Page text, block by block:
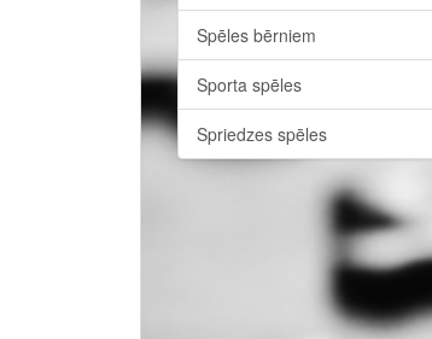
Spēles bērniem
Sporta spēles
Spriedzes spēles